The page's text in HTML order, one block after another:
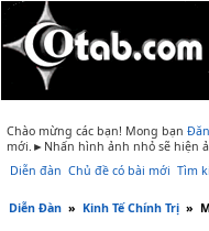
Chào mừng các bạn! Mong bạn
mới.►Nhấn hình ảnh nhỏ sẽ hiện
Diễn đàn Chủ đề có bài mới Tìm
Diễn Đàn » Kinh Tế Chính Trị »